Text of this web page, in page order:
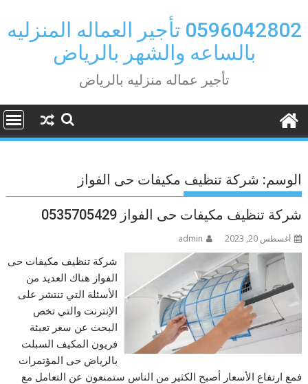
to
content
0596042802 تأجير العماله المنزليه
بالساعه والشهر بالرياض
تأجير عماله منزليه بالرياض
الوسم: شركة تنظيف مكيفات حى الفواز
شركة تنظيف مكيفات حى الفواز 0535705429
أغسطس 20, 2023 admin
شركة تنظيف مكيفات حى
الفواز هناك العديد من
الأسئلة التي تنتشر على
الإنترنت والتي تخص
البحث عن سعر تعبئة
فريون المكيف السبلت
بالرياض حى المؤتمرات
فمع ارتفاع الأسعار أصبح الكثير من الناس ستمنعون عن التعامل مع